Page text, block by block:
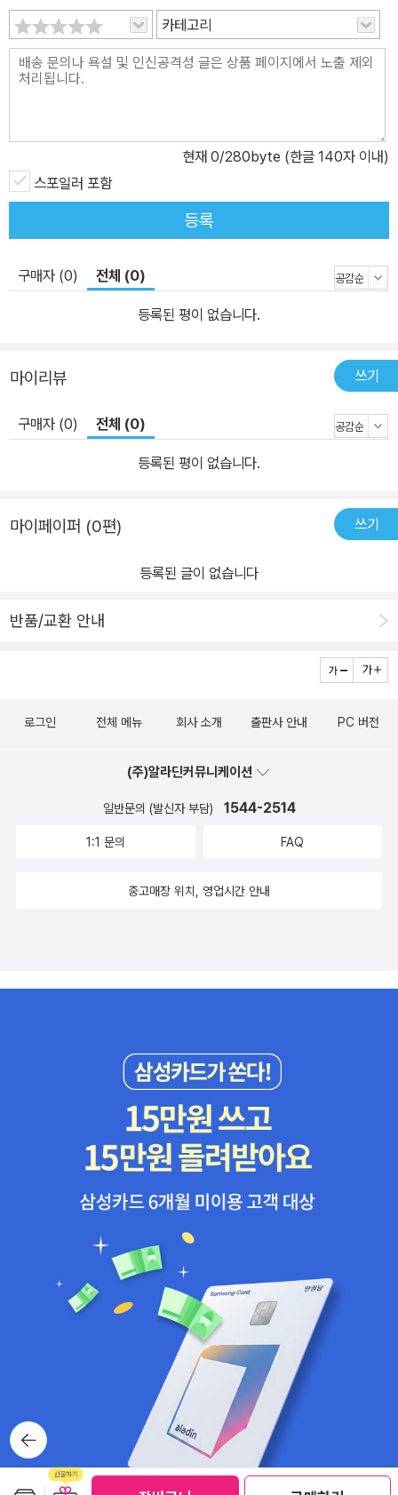
한다. 그리고, 살아간다는 그 엄중한 동사에는 망각을 거부하고 슬픔
을 공유하는 인간으로서의 도리도 포함되리라.”_조해진, 「우리는 결
국 입자로 흩어져 텅 빈 우주를 떠돌겠지만……」 중에서 2023년의 첫
『Axt』는 소설가 조해진이 열어주었다. 어느 때보다 우주와 천문에 관
리를 고민하다 보면 그 ‘텅 빔’ 앞에 엄숙해지곤 한다. 그러나 살아간
다는 것은 엄숙함 앞에서도 계속되는 것. 삶을 닮은 우리의 문학도 2
022년을 지나 2023년을 향해야만 할 것이다. 인간으로서의 도리를
삶에 포함시키며, 2023년의 『Axt』를 시작한다. ● colors 시대의 정
전을 다루는 colors에서는 조세희의 『난쟁이가 쏘아올린 작은 공』을
읽었다. “더 이상 『난장이가 쏘아올린 작은 공』이 필요치 않은 시대가
왔으면 합니다”라는 작가의 바람과 달리 여전히 주거와 점유의 문제
는 우리의 화두이다. 평론가 손정수는 지금도 생동하며 우리에게 울
던 사명과 작품 사이의 아이러니에 집중해 펼쳐 보였다. 시대를 관통
해 영속하는 문학, 그 본을 보인 작품에 경의를 보내며 삼가 고인의 명
처럼 『Axt』는 소설을 읽고 소설에 대해 말하는 자리가 되기를 바란
다. 먼저 review에는 김성중 정지돈 성해나 강보원 김지승의 서평이
주었다. 이들의 리뷰에 잇닿아 독자들의 1월 역시 소설과 함께 시작되
기를 기대해본다. 최근 작품집을 출간한 소설가의 자전에세이를 싣는
biography에는 『어느 날 거위가』를 출간한 소설가 전예진, 『나주에
바뀐 일상을 감각하며, 어쩌면 소설이 나 자신을 바꾼 것이 아닌지를
들의 귀한 작품과 더불어 작품 뒤에 둔 그들의 진심을 함께 읽어주시
기를, 그리고 그 뒷모습에 부드러운 응원의 목소리를 덧붙여주시기를
을 추는 영상을 촬영해 인터넷에 업로드하는 주희를 같은 반 학생인
에 업로드하는 행위와 드러내기에 적합하지 않은 공간이라는 변수,
즉 드러냄과 드러내지 않음이 미묘한 불협화음을 내며 이야기를 이끌
가 계속된다. MJ의 편지에서 시작된 이야기는 또 다른 기억을 불러일
와의 그간의 불화가 다소간은 통역의 문제였을 수 있다는 의혹이 제
면 그것은 정말로 불태울 작품을 골라야 하는 순간이 다가옴을 의미
하게 된다. 과연 로버트는 어떤 작품을 고를 것인가? 그리고 그 작품
을 불태우는 순간은 정말 다가올까? 한편 소설가 박서련의 『폐월閉
月』은 최종화로 독자를 만난다. 동탁과 여포의 불화를 조장한 초선.
삼국지에 기록된 짧은 이야기를 초선의 목소리로 써온 이 작품은 동
떻게 소개하고 있을까. 그간 욕망에 솔직한 여성 화자의 목소리로 삼
국지 다시쓰기를 수행해준 소설가에게 감사의 인사를 보내며, 이 작
품의 마지막 장면을 독자들이 함께해주시기 바란다. ● hyper-essa
y * table 국경의 이쪽과 저쪽, 이곳과 저곳이라는 경계를 가로지
르며 문학의 지금을 전달하는 『Axt』의 코너도 계속된다. hyper-ess
ay에서는 시인 장혜령이 오랫동안 한국 국적 취득하기를 보류하며
재일조선인으로서 ‘변경’에서 읽고 쓰는 작가 유미리의 작품을 다뤘
다. 유미리는 후쿠시마 원전 사고 이후 후쿠시마에 서점을 열고 그곳
에 있는 사람들의 역사를 연극으로 되살려내고 있다. ‘장소를 잃어버
린 사람을 위해 쓴다’는 그의 말에서 장혜령은 강정을 떠올린다. 연극,
그리고 문학. 그 강렬한 발화의 표현이 장소를 잃어버린 삶을 복원해
내는 순간을 포착하는 그의 글이 문학의 역할을 고민해보게 한다. ta
카테고리
현재 0/280byte (한글 140자 이내)
스포일러 포함
등록
구매자 (0) 전체 (0)
등록된 평이 없습니다.
마이리뷰 쓰기
구매자 (0) 전체 (0)
등록된 평이 없습니다.
마이페이퍼 (0편) 쓰기
등록된 글이 없습니다
반품/교환 안내
뒤로가
기
로그인 전체 메뉴 회사 소개 출판사 안내 PC 버전
(주)알라딘커뮤니케이션
일반문의 (발신자 부담) 1544-2514
1:1 문의 FAQ
중고매장 위치, 영업시간 안내